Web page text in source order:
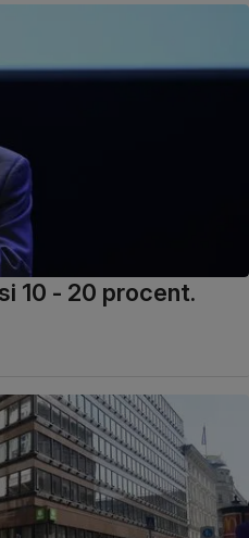
10 - 20 procent.